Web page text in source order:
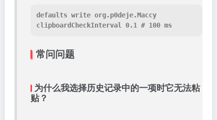
defaults write org.p0deje.Maccy
clipboardCheckInterval 0.1 # 100 ms
常问问题
为什么我选择历史记录中的一项时它无法粘
贴？